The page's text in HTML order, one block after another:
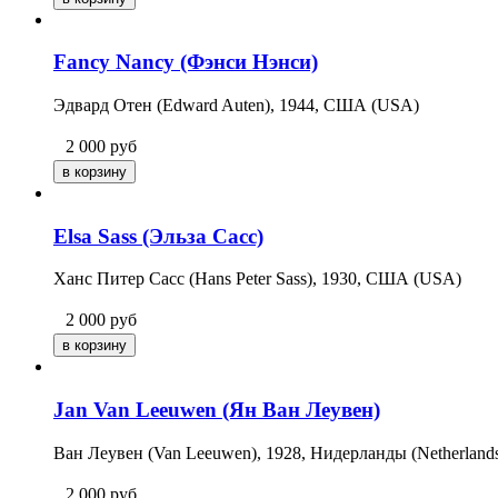
Fancy Nancy (Фэнси Нэнси)
Эдвард Отен (Edward Auten), 1944, США (USA)
2 000 руб
Elsa Sass (Эльза Сасс)
Ханс Питер Сасс (Hans Peter Sass), 1930, США (USA)
2 000 руб
Jan Van Leeuwen (Ян Ван Леувен)
Ван Леувен (Van Leeuwen), 1928, Нидерланды
2 000 руб